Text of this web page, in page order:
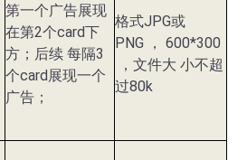
第一个广告展现
在第2个card下
方；后续 每隔3
个card展现一个
广告；
格式JPG或
PNG ， 600*300
，文件大 小不超
过80k